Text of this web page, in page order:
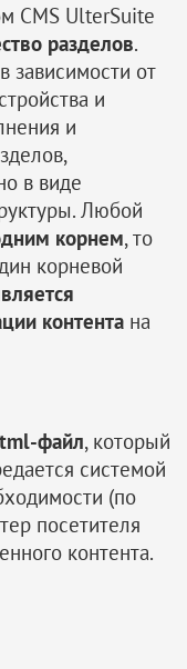
CMS UlterSuite
разделов.
зависимости от
и
и
в виде
Любой
корнем, то
корневой
контента на
файл, который
системой
(по
посетителя
контента.